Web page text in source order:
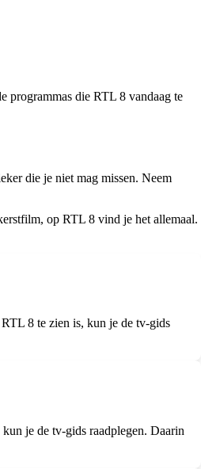
programmas die RTL 8 vandaag te
die je niet mag missen. Neem
op RTL 8 vind je het allemaal.
8 te zien is, kun je de tv-gids
je de tv-gids raadplegen. Daarin